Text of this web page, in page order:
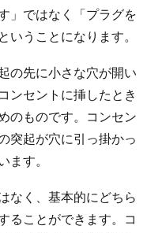
」ではなく「プラグを
いうことになります。
の先に小さな穴が開い
ンセントに挿したとき
のものです。コンセン
突起が穴に引っ掛かっ
ます。
なく、基本的にどちら
ることができます。コ